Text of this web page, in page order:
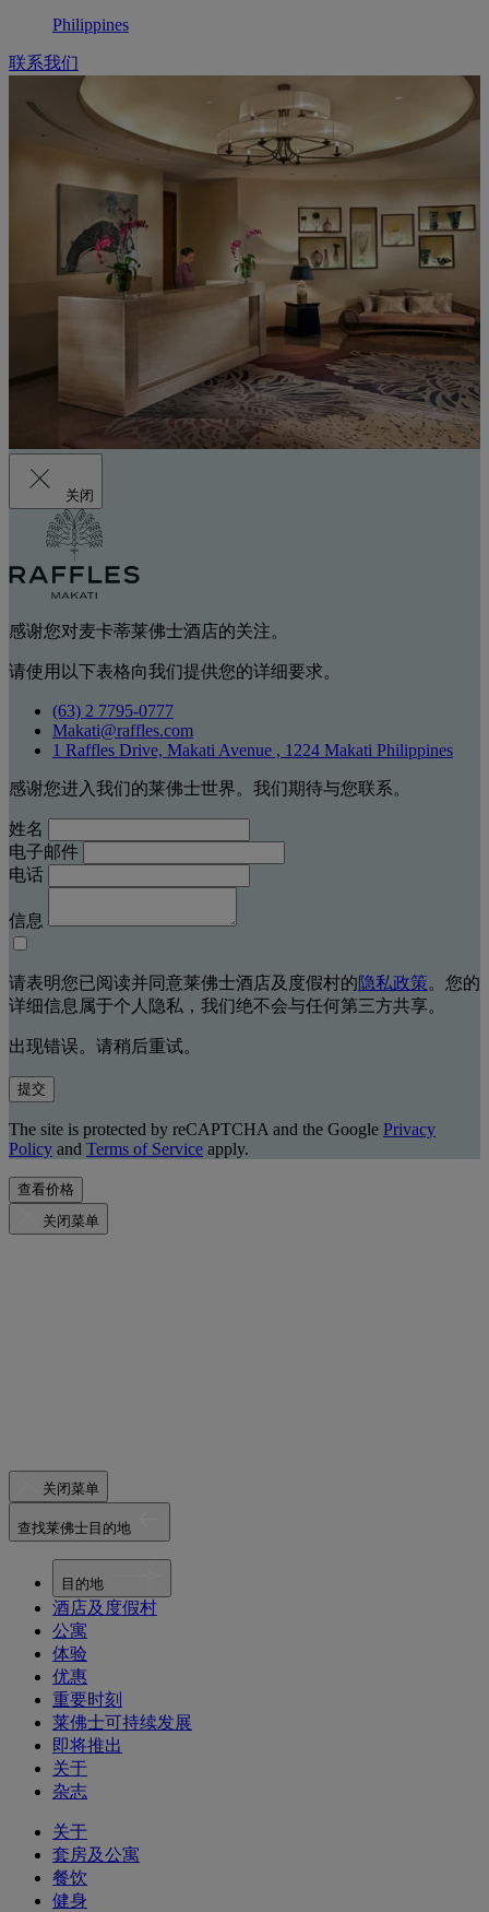
Philippines
联系我们
关闭
感谢您对麦卡蒂莱佛士酒店的关注。
请使用以下表格向我们提供您的详细要求。
(63) 2 7795-0777
Makati@raffles.com
1 Raffles Drive, Makati Avenue , 1224 Makati Philippines
感谢您进入我们的莱佛士世界。我们期待与您联系。
姓名
电子邮件
电话
信息
请表明您已阅读并同意莱佛士酒店及度假村的隐私政策。您的
详细信息属于个人隐私，我们绝不会与任何第三方共享。
出现错误。请稍后重试。
提交
The site is protected by reCAPTCHA and the Google Privacy
Policy and Terms of Service apply.
查看价格
关闭菜单
关闭菜单
查找莱佛士目的地
目的地
酒店及度假村
公寓
体验
优惠
重要时刻
莱佛士可持续发展
即将推出
关于
杂志
关于
套房及公寓
餐饮
健身